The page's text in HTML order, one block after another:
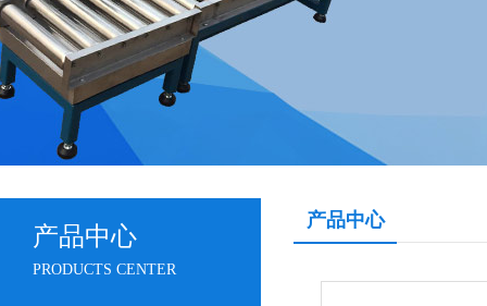
产品中心
PRODUCTS CENTER
产品中心